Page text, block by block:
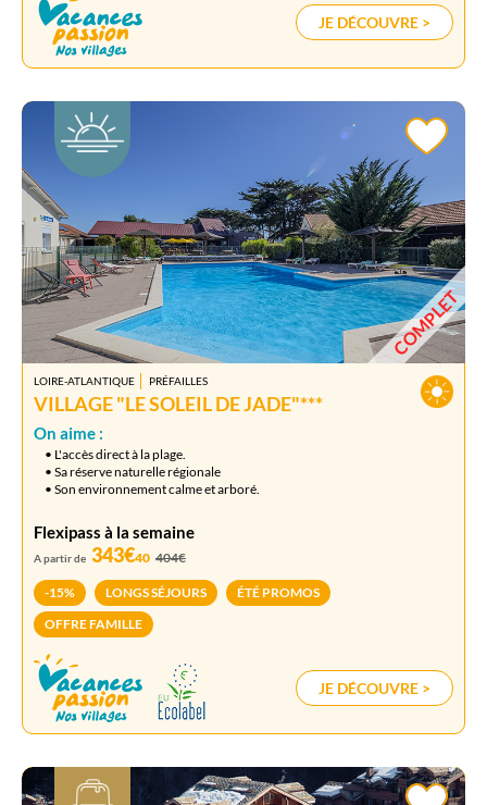
JE DÉCOUVRE >
COMPLET
LOIRE-ATLANTIQUE PRÉFAILLES
VILLAGE "LE SOLEIL DE JADE"***
On aime :
• L'accès direct à la plage.
• Sa réserve naturelle régionale
• Son environnement calme et arboré.
Flexipass à la semaine
A partir de 343€40 404€
-15% LONGS SÉJOURS
ÉTÉ PROMOS
OFFRE FAMILLE
JE DÉCOUVRE >